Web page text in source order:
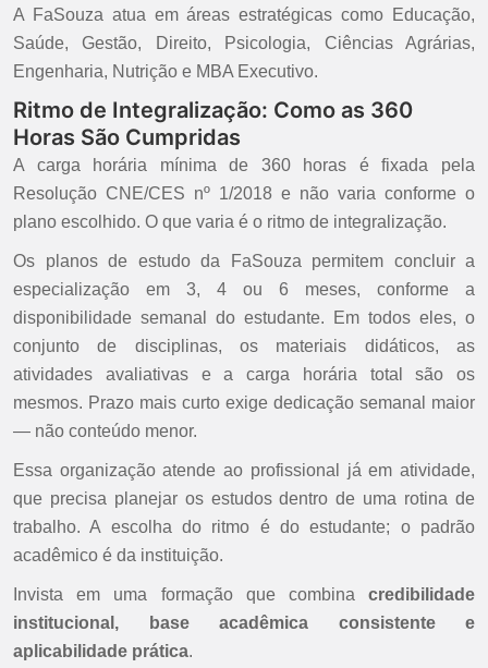
A FaSouza atua em áreas estratégicas como Educação,
Saúde, Gestão, Direito, Psicologia, Ciências Agrárias,
Engenharia, Nutrição e MBA Executivo.
Ritmo de Integralização: Como as 360
Horas São Cumpridas
A carga horária mínima de 360 horas é fixada pela
Resolução CNE/CES nº 1/2018 e não varia conforme o
plano escolhido. O que varia é o ritmo de integralização.
Os planos de estudo da FaSouza permitem concluir a
especialização em 3, 4 ou 6 meses, conforme a
disponibilidade semanal do estudante. Em todos eles, o
conjunto de disciplinas, os materiais didáticos, as
atividades avaliativas e a carga horária total são os
mesmos. Prazo mais curto exige dedicação semanal maior
— não conteúdo menor.
Essa organização atende ao profissional já em atividade,
que precisa planejar os estudos dentro de uma rotina de
trabalho. A escolha do ritmo é do estudante; o padrão
acadêmico é da instituição.
Invista em uma formação que combina credibilidade
institucional, base acadêmica consistente e
aplicabilidade prática.